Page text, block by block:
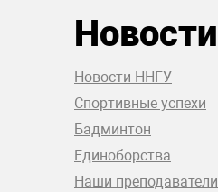
Новости
Новости ННГУ
Спортивные успехи
Бадминтон
Единоборства
Наши преподаватели